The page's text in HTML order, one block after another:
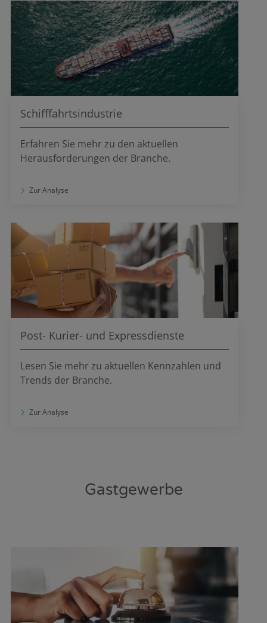
Schifffahrtsindustrie
Erfahren Sie mehr zu den aktuellen
Herausforderungen der Branche.
Zur Analyse
Post- Kurier- und Expressdienste
Lesen Sie mehr zu aktuellen Kennzahlen und
Trends der Branche.
Zur Analyse
Gastgewerbe